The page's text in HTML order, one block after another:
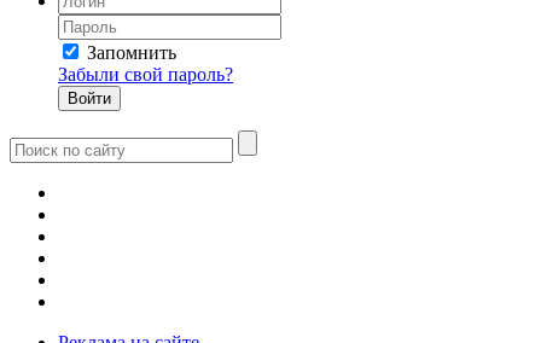
Запомнить
Забыли свой пароль?